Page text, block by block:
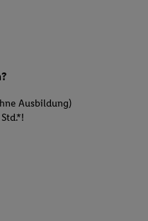
Ausbildung)